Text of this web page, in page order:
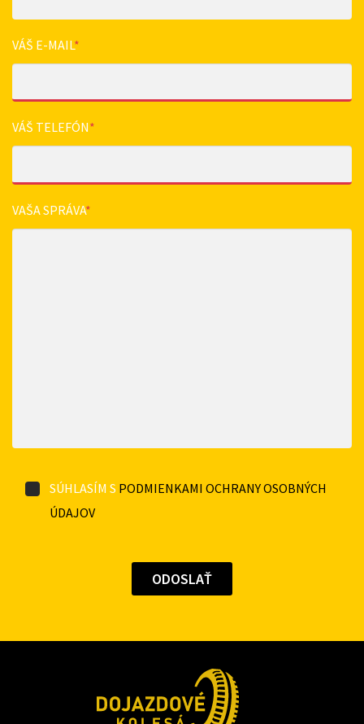
VÁŠ E-MAIL*
VÁŠ TELEFÓN*
VAŠA SPRÁVA*
SÚHLASÍM S PODMIENKAMI OCHRANY OSOBNÝCH
ÚDAJOV